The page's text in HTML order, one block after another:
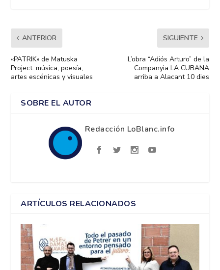
ANTERIOR
«PATRIK» de Matuska
Project: música, poesía,
artes escénicas y visuales
SIGUIENTE
L’obra “Adiós Arturo” de la
Companyia LA CUBANA
arriba a Alacant 10 dies
SOBRE EL AUTOR
Redacción LoBlanc.info
ARTÍCULOS RELACIONADOS